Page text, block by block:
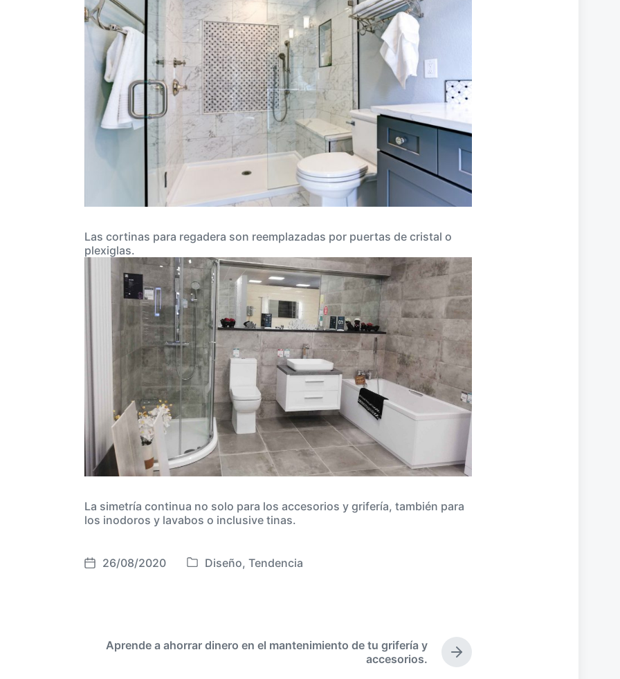
Las cortinas para regadera son reemplazadas por puertas de cristal o
plexiglas.
La simetría continua no solo para los accesorios y grifería, también para
los inodoros y lavabos o inclusive tinas.
F
26/08/2020
P
c
Diseño, Tendencia
S
i
Aprende a ahorrar dinero en el mantenimiento de tu grifería y
accesorios.